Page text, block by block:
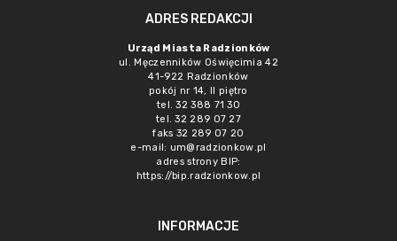
ADRES REDAKCJI
Urząd Miasta Radzionków
ul. Męczenników Oświęcimia 42
41-922 Radzionków
pokój nr 14, II piętro
tel. 32 388 71 30
tel. 32 289 07 27
faks 32 289 07 20
e-mail: um@radzionkow.pl
adres strony BIP:
https://bip.radzionkow.pl
INFORMACJE